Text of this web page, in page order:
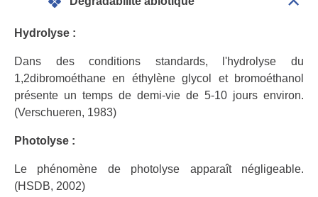
Hydrolyse :
Dans des conditions standards, l'hydrolyse du
1,2dibromoéthane en éthylène glycol et bromoéthanol
présente un temps de demi-vie de 5-10 jours environ.
(Verschueren, 1983)
Photolyse :
Le phénomène de photolyse apparaît négligeable.
(HSDB, 2002)